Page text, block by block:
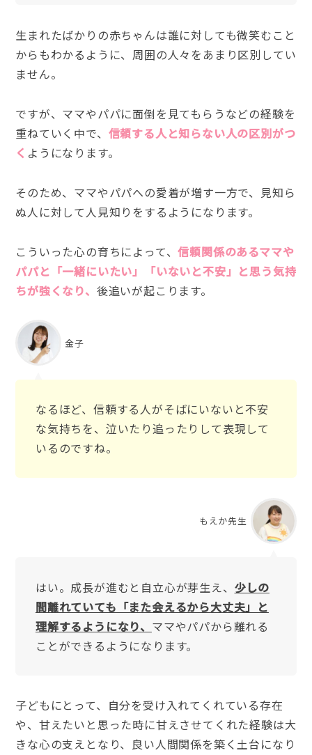
生まれたばかりの赤ちゃんは誰に対しても微笑むこと
からもわかるように、周囲の人々をあまり区別してい
ません。
ですが、ママやパパに面倒を見てもらうなどの経験を
重ねていく中で、 信頼する人と知らない人の区別がつ
く ようになります。
そのため、ママやパパへの愛着が増す一方で、見知ら
ぬ人に対して人見知りをするようになります。
こういった心の育ちによって、信頼関係のあるママや
パパと「一緒にいたい」「いないと不安」と思う気持
ちが強くなり、 後追いが起こります。
金子
なるほど、信頼する人がそばにいないと不安
な気持ちを、泣いたり追ったりして表現して
いるのですね。
もえか先生
はい。成長が進むと自立心が芽生え、 少しの
間離れていても「また会えるから大丈夫」と
理解するようになり、 ママやパパから離れる
ことができるようになります。
子どもにとって、自分を受け入れてくれている存在
や、甘えたいと思った時に甘えさせてくれた経験は大
きな心の支えとなり、良い人間関係を築く土台になり